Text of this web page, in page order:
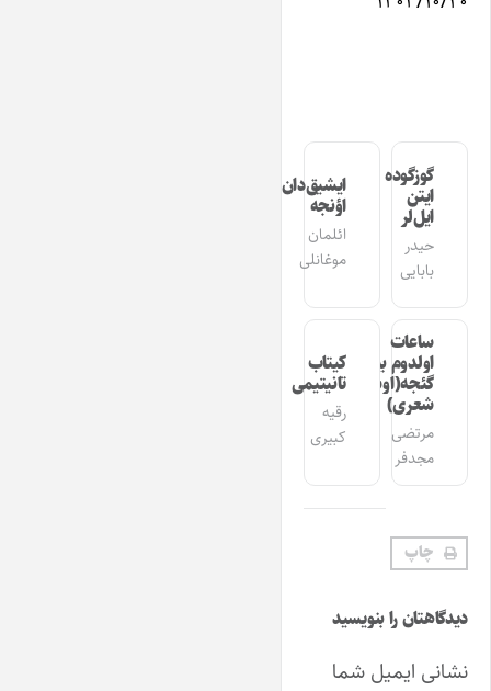
گوزگوده
ایتن
ایل‌لر
حیدر
بابایی
ایشیق‌دان
اؤنجه
ائلمان
موغانلی
ساعات
اولدوم بیر
گئجه(اوشاق
شعری)
مرتضی
مجدفر
کیتاب
تانیتیمی
رقیه
کبیری
چاپ
دیدگاهتان را بنویسید
نشانی ایمیل شما